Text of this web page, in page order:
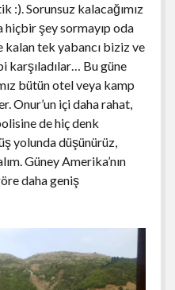
:). Sorunsuz kalacağımız
şey sormayıp oda
kalan tek yabancı biziz ve
karşıladılar… Bu güne
bütün otel veya kamp
Onur’un içi daha rahat,
de hiç denk
yolunda düşünürüz,
Güney Amerika’nın
daha geniş